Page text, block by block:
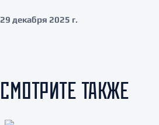
29 декабря 2025 г.
СМОТРИТЕ ТАКЖЕ